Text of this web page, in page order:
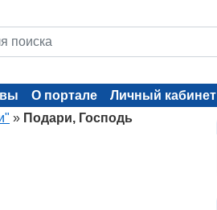
О портале
Личный кабинет
» Подари, Господь